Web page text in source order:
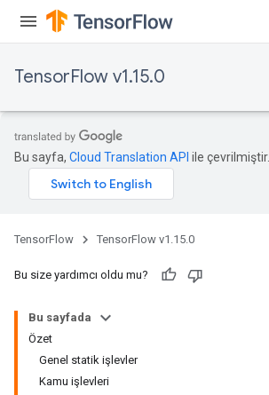
TensorFlow v1.15.0
Bu sayfa, Cloud Translation API ile çevrilmiştir.
TensorFlow TensorFlow v1.15.0
Bu size yardımcı oldu mu?
Bu sayfada
Özet
Genel statik işlevler
Kamu işlevleri